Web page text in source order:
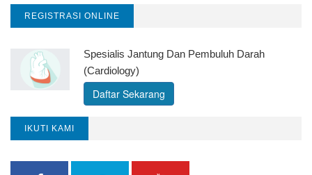
REGISTRASI ONLINE
Spesialis Jantung Dan Pembuluh Darah
(Cardiology)
Daftar Sekarang
IKUTI KAMI